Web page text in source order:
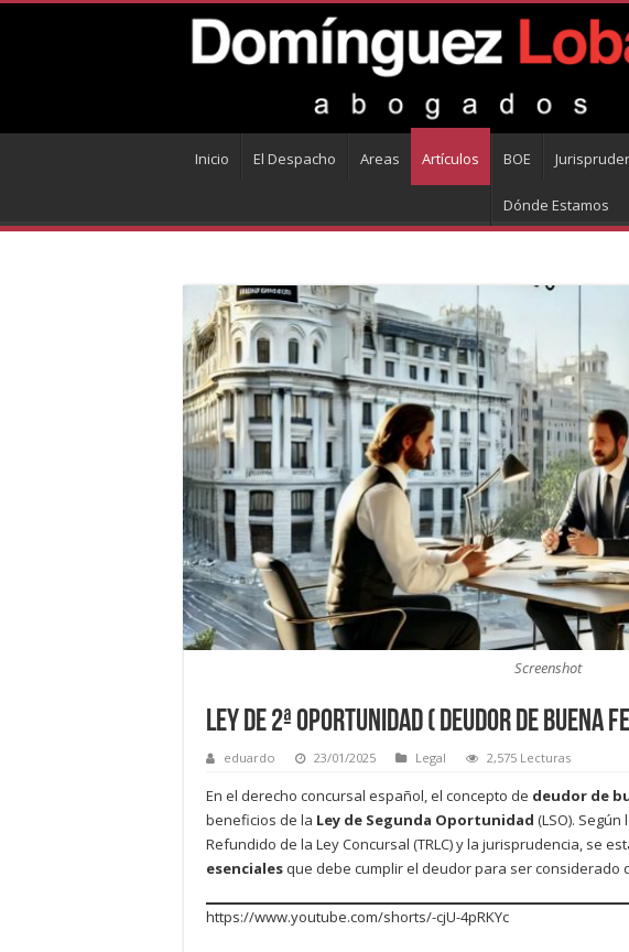
Inicio El Despacho Areas Artículos BOE
Dónde Estamos
Screenshot
Ley de 2ª Oportunidad ( Deudor de buena
eduardo 23/01/2025 Legal 2,575 Lecturas
En el derecho concursal español, el concepto de deudor de
beneficios de la Ley de Segunda Oportunidad (LSO).
Refundido de la Ley Concursal (TRLC) y la jurisprudencia, se
esencialesque debe cumplir el deudor para ser considerado
https://www.youtube.com/shorts/-cjU-4pRKYc